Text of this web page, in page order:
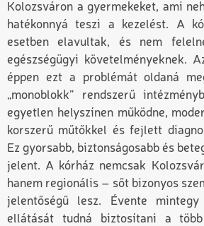
Kolozsváron a gyermekeket, ami
hatékonnyá teszi a kezelést. A
esetben elavultak, és nem
egészségügyi követelményeknek.
éppen ezt a problémát oldaná
„monoblokk” rendszerű
egyetlen helyszínen működne,
korszerű műtőkkel és fejlett
Ez gyorsabb, biztonságosabb és
jelent. A kórház nemcsak
hanem regionális – sőt bizonyos
jelentőségű lesz. Évente
ellátását tudná biztosítani a